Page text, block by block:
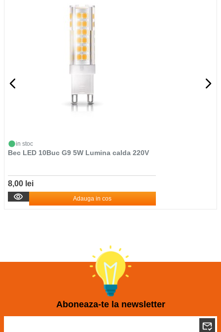
in stoc
Bec LED 10Buc G9 5W Lumina calda 220V
8,00 lei
Adauga in cos
Aboneaza-te la newsletter